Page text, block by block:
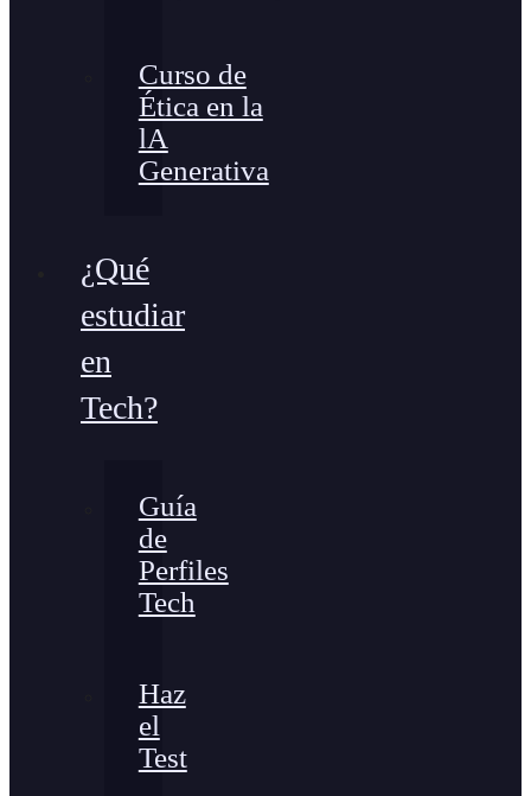
Curso de
Ética en la
lA
Generativa
¿Qué
estudiar
en
Tech?
Guía
de
Perfiles
Tech
Haz
el
Test